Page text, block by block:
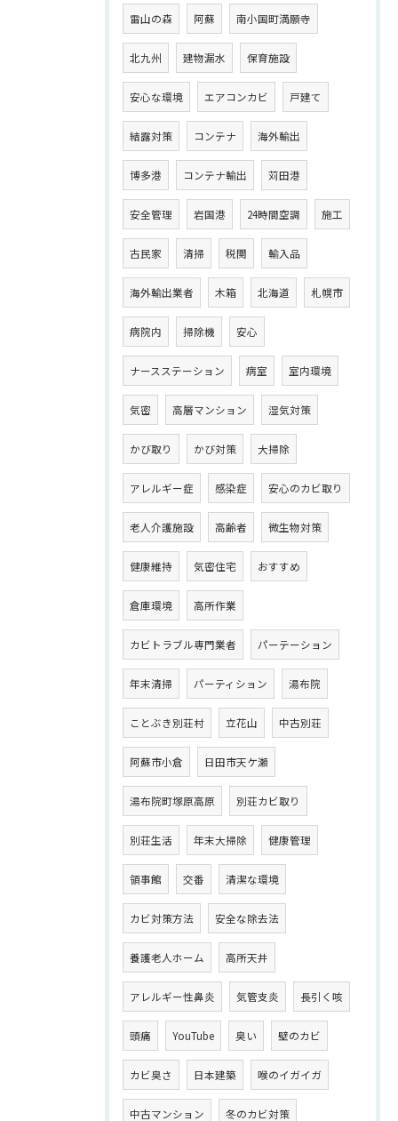
雷山の森 阿蘇 南小国町満願寺
北九州 建物漏水 保育施設
安心な環境 エアコンカビ 戸建て
結露対策 コンテナ 海外輸出
博多港 コンテナ輸出 苅田港
安全管理 岩国港 24時間空調 施工
古民家 清掃 税関 輸入品
海外輸出業者 木箱 北海道 札幌市
病院内 掃除機 安心
ナースステーション 病室 室内環境
気密 高層マンション 湿気対策
かび取り かび対策 大掃除
アレルギー症 感染症 安心のカビ取り
老人介護施設 高齢者 微生物対策
健康維持 気密住宅 おすすめ
倉庫環境 高所作業
カビトラブル専門業者 パーテーション
年末清掃 パーティション 湯布院
ことぶき別荘村 立花山 中古別荘
阿蘇市小倉 日田市天ケ瀬
湯布院町塚原高原 別荘カビ取り
別荘生活 年末大掃除 健康管理
領事館 交番 清潔な環境
カビ対策方法 安全な除去法
養護老人ホーム 高所天井
アレルギー性鼻炎 気管支炎 長引く咳
頭痛 YouTube 臭い 壁のカビ
カビ臭さ 日本建築 喉のイガイガ
中古マンション 冬のカビ対策